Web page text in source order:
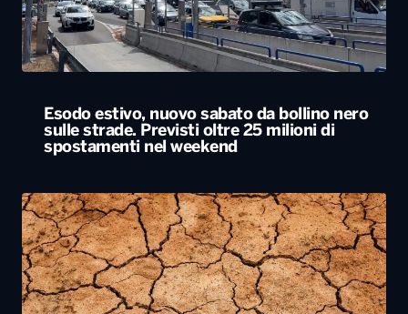
Esodo estivo, nuovo sabato da bollino nero
sulle strade. Previsti oltre 25 milioni di
spostamenti nel weekend